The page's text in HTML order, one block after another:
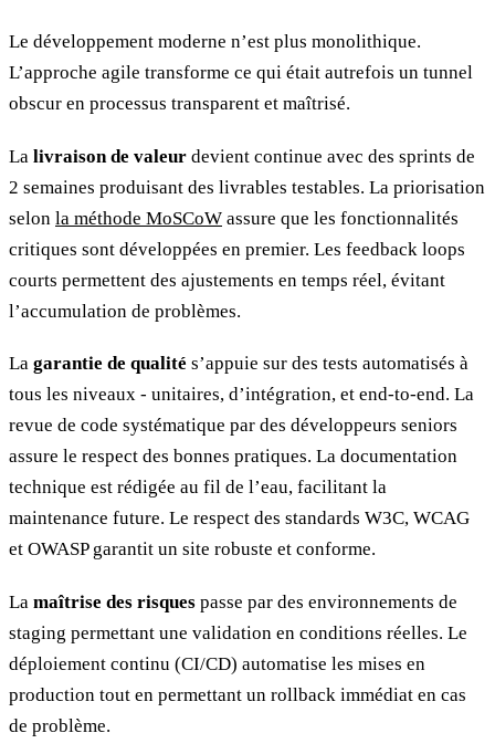
Le développement moderne n’est plus monolithique.
L’approche agile transforme ce qui était autrefois un tunnel
obscur en processus transparent et maîtrisé.
La livraison de valeur devient continue avec des sprints de
2 semaines produisant des livrables testables. La priorisation
selon la méthode MoSCoW assure que les fonctionnalités
critiques sont développées en premier. Les feedback loops
courts permettent des ajustements en temps réel, évitant
l’accumulation de problèmes.
La garantie de qualité s’appuie sur des tests automatisés à
tous les niveaux - unitaires, d’intégration, et end-to-end. La
revue de code systématique par des développeurs seniors
assure le respect des bonnes pratiques. La documentation
technique est rédigée au fil de l’eau, facilitant la
maintenance future. Le respect des standards W3C, WCAG
et OWASP garantit un site robuste et conforme.
La maîtrise des risques passe par des environnements de
staging permettant une validation en conditions réelles. Le
déploiement continu (CI/CD) automatise les mises en
production tout en permettant un rollback immédiat en cas
de problème.